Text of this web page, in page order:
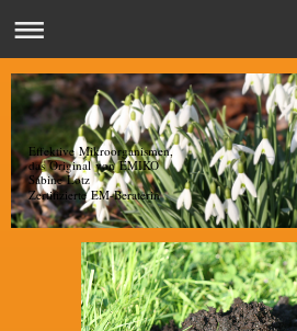
Effektive Mikroorganismen,
das Original von EMIKO
Sabine Lotz
Zertifizierte EM-Beraterin